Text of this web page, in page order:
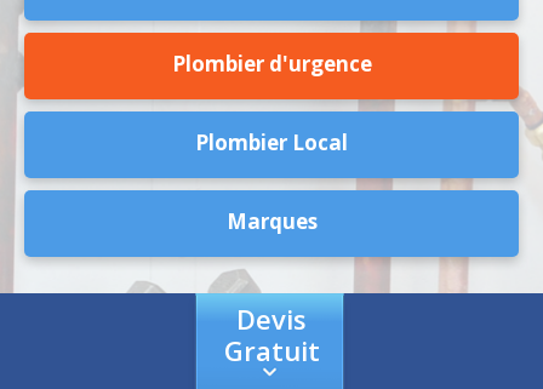
Plombier d'urgence
Plombier Local
Marques
Devis
Gratuit